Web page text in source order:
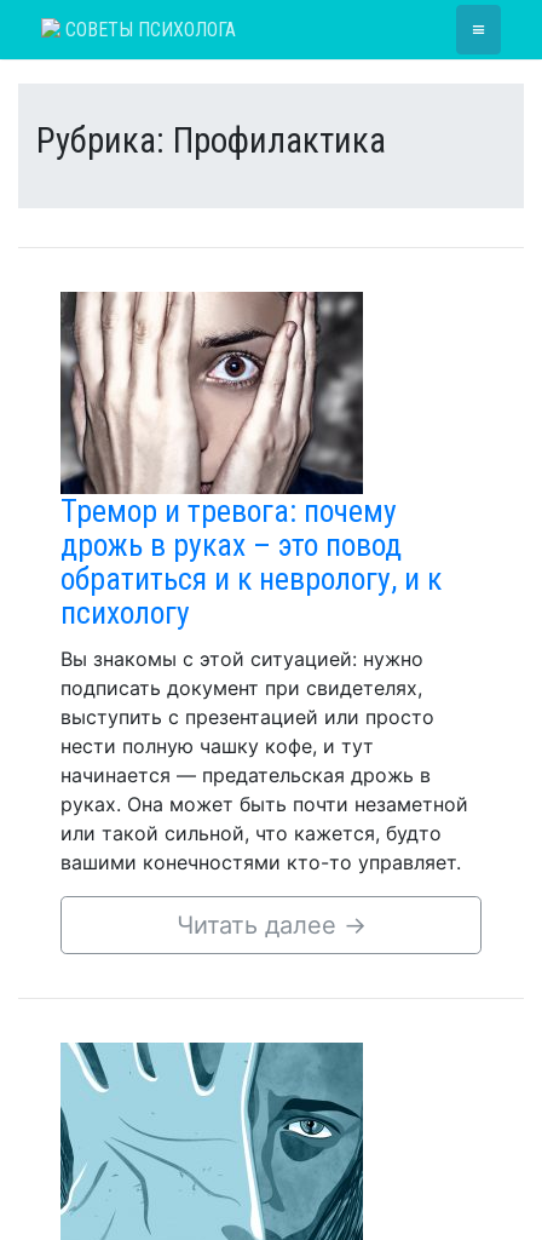
СОВЕТЫ ПСИХОЛОГА ≡
Рубрика: Профилактика
Тремор и тревога: почему
дрожь в руках – это повод
обратиться и к неврологу, и к
психологу
Вы знакомы с этой ситуацией: нужно
подписать документ при свидетелях,
выступить с презентацией или просто
нести полную чашку кофе, и тут
начинается — предательская дрожь в
руках. Она может быть почти незаметной
или такой сильной, что кажется, будто
вашими конечностями кто-то управляет.
Читать далее →